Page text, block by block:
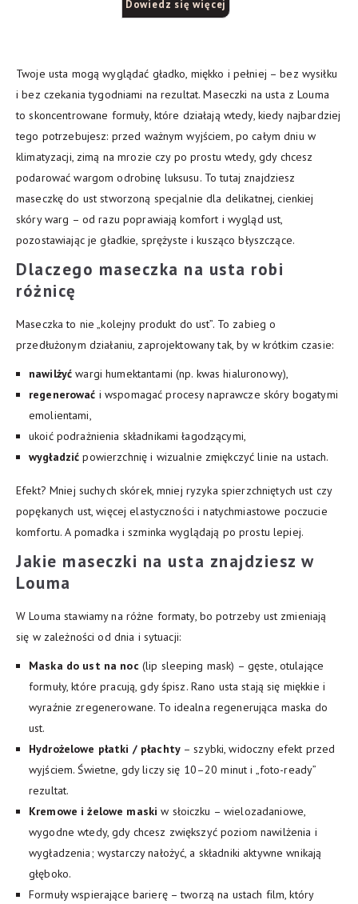
Dowiedz się więcej
Twoje usta mogą wyglądać gładko, miękko i pełniej – bez wysiłku
i bez czekania tygodniami na rezultat. Maseczki na usta z Louma
to skoncentrowane formuły, które działają wtedy, kiedy najbardziej
tego potrzebujesz: przed ważnym wyjściem, po całym dniu w
klimatyzacji, zimą na mrozie czy po prostu wtedy, gdy chcesz
podarować wargom odrobinę luksusu. To tutaj znajdziesz
maseczkę do ust stworzoną specjalnie dla delikatnej, cienkiej
skóry warg – od razu poprawiają komfort i wygląd ust,
pozostawiając je gładkie, sprężyste i kusząco błyszczące.
Dlaczego maseczka na usta robi
różnicę
Maseczka to nie „kolejny produkt do ust”. To zabieg o
przedłużonym działaniu, zaprojektowany tak, by w krótkim czasie:
nawilżyć wargi humektantami (np. kwas hialuronowy),
regenerować i wspomagać procesy naprawcze skóry bogatymi
emolientami,
ukoić podrażnienia składnikami łagodzącymi,
wygładzić powierzchnię i wizualnie zmiękczyć linie na ustach.
Efekt? Mniej suchych skórek, mniej ryzyka spierzchniętych ust czy
popękanych ust, więcej elastyczności i natychmiastowe poczucie
komfortu. A pomadka i szminka wyglądają po prostu lepiej.
Jakie maseczki na usta znajdziesz w
Louma
W Louma stawiamy na różne formaty, bo potrzeby ust zmieniają
się w zależności od dnia i sytuacji:
Maska do ust na noc (lip sleeping mask) – gęste, otulające
formuły, które pracują, gdy śpisz. Rano usta stają się miękkie i
wyraźnie zregenerowane. To idealna regenerująca maska do
ust.
Hydrożelowe płatki / płachty– szybki, widoczny efekt przed
wyjściem. Świetne, gdy liczy się 10–20 minut i „foto-ready”
rezultat.
Kremowe i żelowe maski w słoiczku – wielozadaniowe,
wygodne wtedy, gdy chcesz zwiększyć poziom nawilżenia i
wygładzenia; wystarczy nałożyć, a składniki aktywne wnikają
głęboko.
Formuły wspierające barierę – tworzą na ustach film, który